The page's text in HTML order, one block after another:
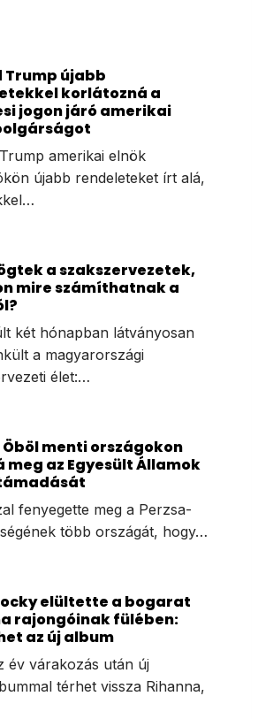
Trump újabb
korlátozná a
jogon járó amerikai
amerikai elnök
újabb rendeleteket írt alá,
a szakszervezetek,
mire számíthatnak a
két hónapban látványosan
a magyarországi
élet:…
Öböl menti országokon
meg az Egyesült Államok
fenyegette meg a Perzsa-
több országát, hogy…
elültette a bogarat
rajongóinak fülében:
az új album
év várakozás után új
térhet vissza Rihanna,